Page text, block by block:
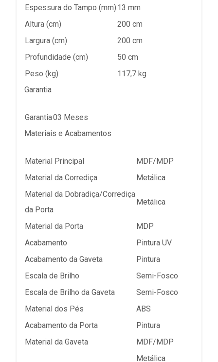
Espessura do Tampo (mm) 13 mm
Altura (cm)
200 cm
Largura (cm)
200 cm
Profundidade (cm)
50 cm
Peso (kg)
117,7 kg
Garantia
Garantia03 Meses
Materiais e Acabamentos
Material Principal
MDF/MDP
Material da Corrediça
Metálica
Material da Dobradiça/Corrediça
da Porta
Metálica
Material da Porta
MDP
Acabamento
Pintura UV
Acabamento da Gaveta
Pintura
Escala de Brilho
Semi-Fosco
Escala de Brilho da Gaveta
Semi-Fosco
Material dos Pés
ABS
Acabamento da Porta
Pintura
Material da Gaveta
MDF/MDP
Metálica